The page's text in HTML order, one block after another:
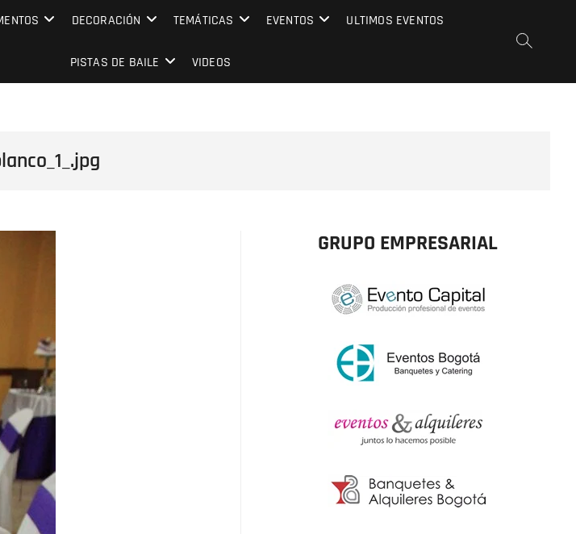
DECORACIÓN TEMÁTICAS EVENTOS ULTIMOS EVENTOS
PISTAS DE BAILE VIDEOS
GRUPO EMPRESARIAL